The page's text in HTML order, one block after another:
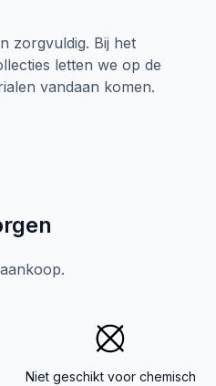
zorgvuldig. Bij het
letten we op de
vandaan komen.
Niet geschikt voor chemisch